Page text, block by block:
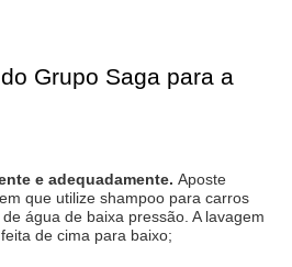
Grupo Saga para a
e adequadamente. Aposte
que utilize shampoo para carros
água de baixa pressão. A lavagem
de cima para baixo;